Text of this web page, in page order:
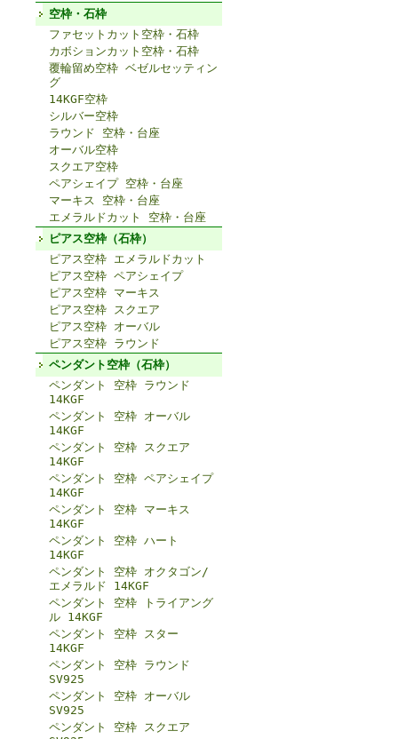
空枠・石枠
ファセットカット空枠・石枠
カボションカット空枠・石枠
覆輪留め空枠 ベゼルセッティン
グ
14KGF空枠
シルバー空枠
ラウンド 空枠・台座
オーバル空枠
スクエア空枠
ペアシェイプ 空枠・台座
マーキス 空枠・台座
エメラルドカット 空枠・台座
ピアス空枠（石枠）
ピアス空枠 エメラルドカット
ピアス空枠 ペアシェイプ
ピアス空枠 マーキス
ピアス空枠 スクエア
ピアス空枠 オーバル
ピアス空枠 ラウンド
ペンダント空枠（石枠）
ペンダント 空枠 ラウンド
14KGF
ペンダント 空枠 オーバル
14KGF
ペンダント 空枠 スクエア
14KGF
ペンダント 空枠 ペアシェイプ
14KGF
ペンダント 空枠 マーキス
14KGF
ペンダント 空枠 ハート
14KGF
ペンダント 空枠 オクタゴン/
エメラルド 14KGF
ペンダント 空枠 トライアング
ル 14KGF
ペンダント 空枠 スター
14KGF
ペンダント 空枠 ラウンド
SV925
ペンダント 空枠 オーバル
SV925
ペンダント 空枠 スクエア